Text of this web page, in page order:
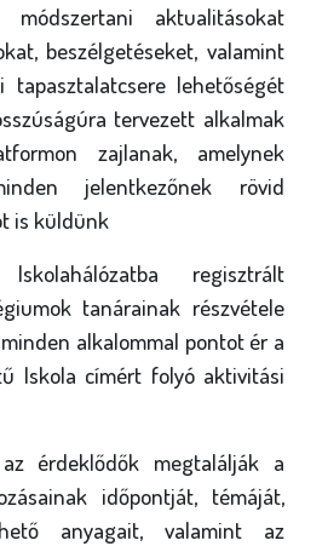
aktualitásokat
beszélgetéseket, valamint
tapasztalatcsere lehetőségét
tervezett alkalmak
zajlanak, amelynek
jelentkezőnek rövid
is küldünk
regisztrált
tanárainak részvétele
alkalommal pontot ér a
Iskola címért folyó aktivitási
érdeklődők megtalálják a
időpontját, témáját,
anyagait, valamint az